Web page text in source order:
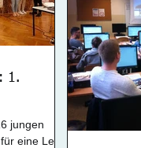
1.
jungen
eine Lehre